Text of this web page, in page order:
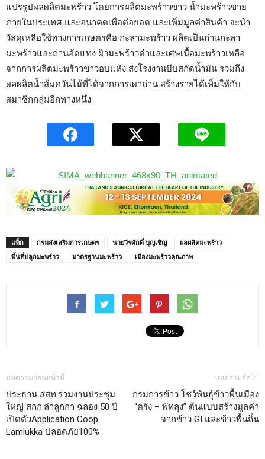
แปรรูปผลผลิตมะพร้าว โดยการผลิตมะพร้าวขาว น้ำมะพร้าวขาย
ภายในประเทศ และอนาคตเพื่อต่อยอด และเพิ่มมูลค่าสินค้า จะนำ
วัสดุเหลือใช้ทางการเกษตรคือ กะลามะพร้าว ผลิตเป็นถ่านกะลา
มะพร้าวและถ่านอัดแท่ง ผิวมะพร้าวดำและเศษเนื้อมะพร้าวเหลือ
จากการผลิตมะพร้าวขาวอบแห้ง ส่งโรงงานบีบสกัดน้ำมัน รวมถึง
ผลผลิตน้ำส้มควันไม้ที่ได้จากการเผาถ่าน สร้างรายได้เพิ่มให้กับ
สมาชิกกลุ่มอีกทางหนึ่ง
แท็ก กรมส่งเสริมการเกษตร นายวีรศักดิ์ บุญเชิญ
ผลผลิตมะพร้าว
พื้นที่ปลูกมะพร้าว
มาตรฐานมะพร้าว เมืองมะพร้าวคุณภาพ
บทความก่อนหน้านี้
ประธาน สสท.ร่วมงานประชุม
ใหญ่ สกก.ลำลูกกา ฉลอง 50 ปี
เปิดตัวApplication Coop
Lamlukka ปลอดภัย100%
บทความถัดไป
กรมการข้าว โชว์พันธุ์ข้าวพื้นเมือง
“ตรัง – พัทลุง” ต้นแบบสร้างมูลค่า
จากข้าว GI และข้าวพื้นถิ่น